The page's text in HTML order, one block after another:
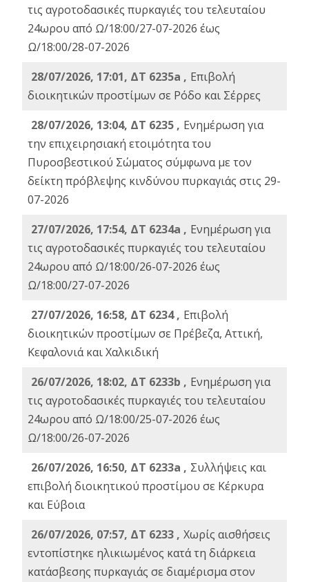
τις αγροτοδασικές πυρκαγιές του τελευταίου
24ωρου από Ω/18:00/27-07-2026 έως
Ω/18:00/28-07-2026
28/07/2026, 17:01, ΔΤ 6235a , Eπιβολή
διοικητικών προστίμων σε Ρόδο και Σέρρες
28/07/2026, 13:04, ΔΤ 6235 , Ενημέρωση για
την επιχειρησιακή ετοιμότητα του
Πυροσβεστικού Σώματος σύμφωνα με τον
δείκτη πρόβλεψης κινδύνου πυρκαγιάς στις 29-
07-2026
27/07/2026, 17:54, ΔΤ 6234a , Ενημέρωση για
τις αγροτοδασικές πυρκαγιές του τελευταίου
24ωρου από Ω/18:00/26-07-2026 έως
Ω/18:00/27-07-2026
27/07/2026, 16:58, ΔΤ 6234 , Eπιβολή
διοικητικών προστίμων σε Πρέβεζα, Αττική,
Κεφαλονιά και Χαλκιδική
26/07/2026, 18:02, ΔΤ 6233b , Ενημέρωση για
τις αγροτοδασικές πυρκαγιές του τελευταίου
24ωρου από Ω/18:00/25-07-2026 έως
Ω/18:00/26-07-2026
26/07/2026, 16:50, ΔΤ 6233a , Συλλήψεις και
επιβολή διοικητικού προστίμου σε Κέρκυρα
και Εύβοια
26/07/2026, 07:57, ΔΤ 6233 , Χωρίς αισθήσεις
εντοπίστηκε ηλικιωμένος κατά τη διάρκεια
κατάσβεσης πυρκαγιάς σε διαμέρισμα στον